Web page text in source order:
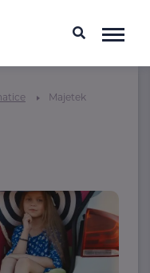
Majetek